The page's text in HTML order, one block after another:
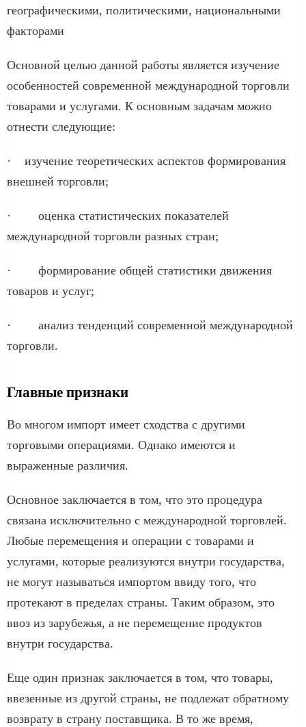
географическими, политическими, национальными
факторами
Основной целью данной работы является изучение
особенностей современной международной торговли
товарами и услугами. К основным задачам можно
отнести следующие:
· изучение теоретических аспектов формирования
внешней торговли;
· оценка статистических показателей
международной торговли разных стран;
· формирование общей статистики движения
товаров и услуг;
· анализ тенденций современной международной
торговли.
Главные признаки
Во многом импорт имеет сходства с другими
торговыми операциями. Однако имеются и
выраженные различия.
Основное заключается в том, что это процедура
связана исключительно с международной торговлей.
Любые перемещения и операции с товарами и
услугами, которые реализуются внутри государства,
не могут называться импортом ввиду того, что
протекают в пределах страны. Таким образом, это
ввоз из зарубежья, а не перемещение продуктов
внутри государства.
Еще один признак заключается в том, что товары,
ввезенные из другой страны, не подлежат обратному
возврату в страну поставщика. В то же время,